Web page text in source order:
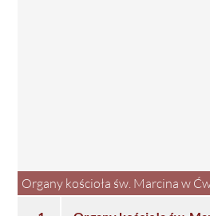
Organy kościoła św. Marcina w